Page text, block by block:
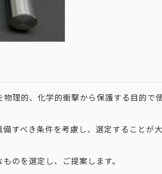
理的、化学的衝撃から保護する目的で使
すべき条件を考慮し、選定することが大
のを選定し、ご提案します。